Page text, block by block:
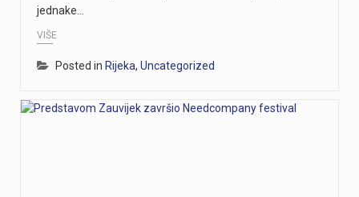
jednake…
VIŠE
Posted in Rijeka, Uncategorized